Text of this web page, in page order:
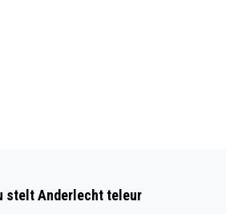
stelt Anderlecht teleur